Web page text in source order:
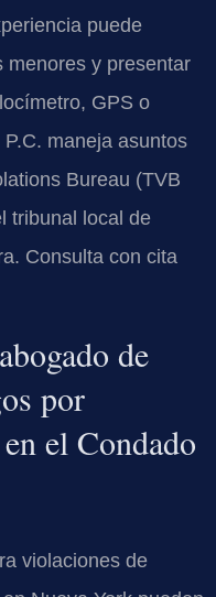
puede
menores y presentar
GPS o
maneja asuntos
Bureau (TVB
tribunal local de
Consulta con cita
de
por
el Condado
violaciones de